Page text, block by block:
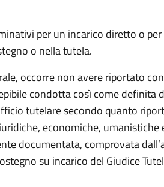
per un incarico diretto o per
o nella tutela.
occorre non avere riportato
condotta così come definita
tutelare secondo quanto
economiche, umanistiche
documentata, comprovata
su incarico del Giudice